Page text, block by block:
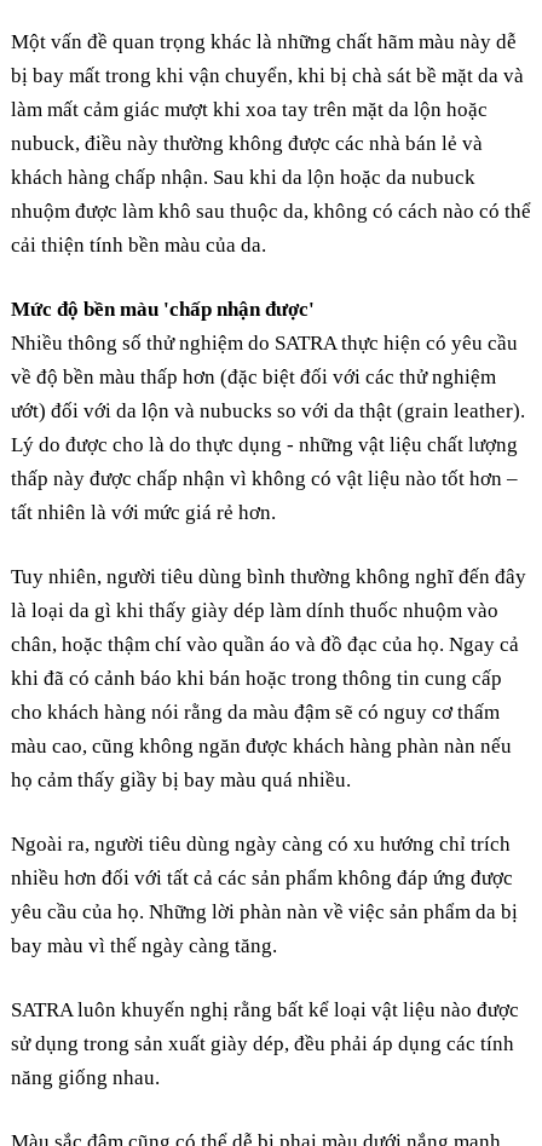
Một vấn đề quan trọng khác là những chất hãm màu này dễ
bị bay mất trong khi vận chuyển, khi bị chà sát bề mặt da và
làm mất cảm giác mượt khi xoa tay trên mặt da lộn hoặc
nubuck, điều này thường không được các nhà bán lẻ và
khách hàng chấp nhận. Sau khi da lộn hoặc da nubuck
nhuộm được làm khô sau thuộc da, không có cách nào có thể
cải thiện tính bền màu của da.
Mức độ bền màu 'chấp nhận được'
Nhiều thông số thử nghiệm do SATRA thực hiện có yêu cầu
về độ bền màu thấp hơn (đặc biệt đối với các thử nghiệm
ướt) đối với da lộn và nubucks so với da thật (grain leather).
Lý do được cho là do thực dụng - những vật liệu chất lượng
thấp này được chấp nhận vì không có vật liệu nào tốt hơn –
tất nhiên là với mức giá rẻ hơn.
Tuy nhiên, người tiêu dùng bình thường không nghĩ đến đây
là loại da gì khi thấy giày dép làm dính thuốc nhuộm vào
chân, hoặc thậm chí vào quần áo và đồ đạc của họ. Ngay cả
khi đã có cảnh báo khi bán hoặc trong thông tin cung cấp
cho khách hàng nói rằng da màu đậm sẽ có nguy cơ thấm
màu cao, cũng không ngăn được khách hàng phàn nàn nếu
họ cảm thấy giầy bị bay màu quá nhiều.
Ngoài ra, người tiêu dùng ngày càng có xu hướng chỉ trích
nhiều hơn đối với tất cả các sản phẩm không đáp ứng được
yêu cầu của họ. Những lời phàn nàn về việc sản phẩm da bị
bay màu vì thế ngày càng tăng.
SATRA luôn khuyến nghị rằng bất kể loại vật liệu nào được
sử dụng trong sản xuất giày dép, đều phải áp dụng các tính
năng giống nhau.